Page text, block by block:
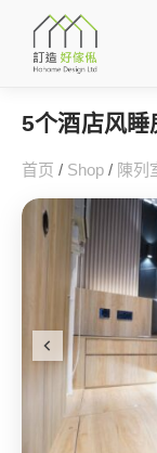
5个酒店风睡
首页 / Shop / 陳列